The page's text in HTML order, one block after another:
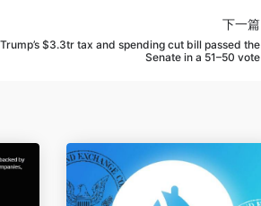
下一篇
$3.3tr tax and spending cut bill passed the
Senate in a 51–50 vote